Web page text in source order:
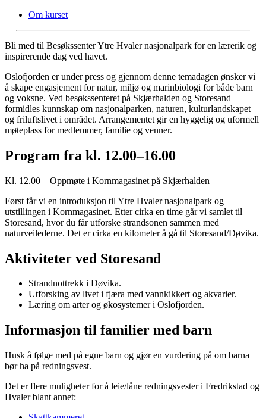
Om kurset
Bli med til Besøkssenter Ytre Hvaler nasjonalpark for en lærerik og
inspirerende dag ved havet.
Oslofjorden er under press og gjennom denne temadagen ønsker vi
å skape engasjement for natur, miljø og marinbiologi for både barn
og voksne. Ved besøkssenteret på Skjærhalden og Storesand
formidles kunnskap om nasjonalparken, naturen, kulturlandskapet
og friluftslivet i området. Arrangementet gir en hyggelig og uformell
møteplass for medlemmer, familie og venner.
Program fra kl. 12.00–16.00
Kl. 12.00 – Oppmøte i Kornmagasinet på Skjærhalden
Først får vi en introduksjon til Ytre Hvaler nasjonalpark og
utstillingen i Kornmagasinet. Etter cirka en time går vi samlet til
Storesand, hvor du får utforske strandsonen sammen med
naturveilederne. Det er cirka en kilometer å gå til Storesand/Døvika.
Aktiviteter ved Storesand
Strandnottrekk i Døvika.
Utforsking av livet i fjæra med vannkikkert og akvarier.
Læring om arter og økosystemer i Oslofjorden.
Informasjon til familier med barn
Husk å følge med på egne barn og gjør en vurdering på om barna
bør ha på redningsvest.
Det er flere muligheter for å leie/låne redningsvester i Fredrikstad og
Hvaler blant annet: